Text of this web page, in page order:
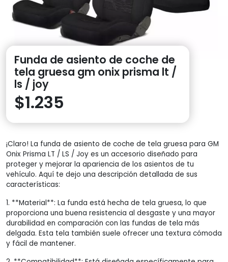
Funda de asiento de coche de
tela gruesa gm onix prisma lt /
ls / joy
$1.235
¡Claro! La funda de asiento de coche de tela gruesa para GM
Onix Prisma LT / LS / Joy es un accesorio diseñado para
proteger y mejorar la apariencia de los asientos de tu
vehículo. Aquí te dejo una descripción detallada de sus
características:
1. **Material**: La funda está hecha de tela gruesa, lo que
proporciona una buena resistencia al desgaste y una mayor
durabilidad en comparación con las fundas de tela más
delgada. Esta tela también suele ofrecer una textura cómoda
y fácil de mantener.